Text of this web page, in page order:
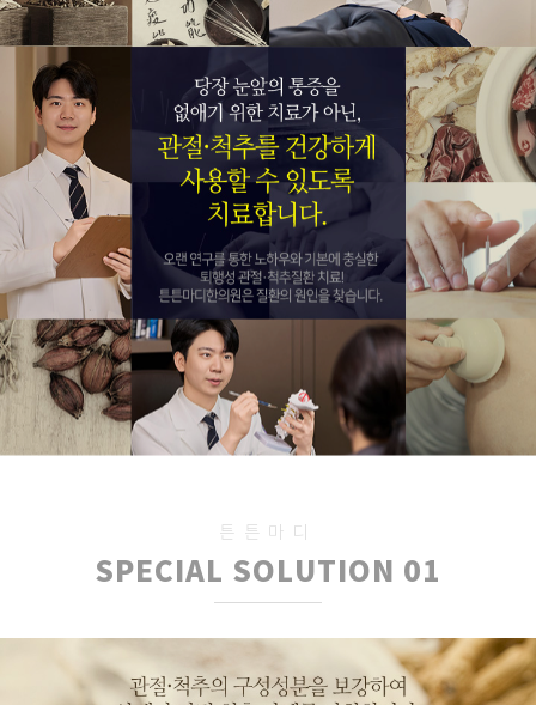
김**
[초진]퇴행성관절염
신청완료
유**
척추관협착증 문의
신청완료
지**
이**
[재진]기타클리닉
신청완료
윤**
[초진]허리디스크
신청완료
윤**
[초진]허리디스크
신청완료
전**
[초진]척추관협착증
신청완료
신청완료
조**
오십견 문의
신청완료
조**
기타 관절질환 문의
신청완료
이**
손가락관절염 문의
신청완료
양**
[초진]산후관절통
신청완료
정**
허리협착증무릎연골통증
신청완료
이**
척추관협착증 문의
신청완료
한**
퇴행성관절염 문의
신청완료
남**
척추관협착증 문의
신청완료
기타 관절질환 문의
신청완료
튼튼마디
SPECIAL SOLUTION 01